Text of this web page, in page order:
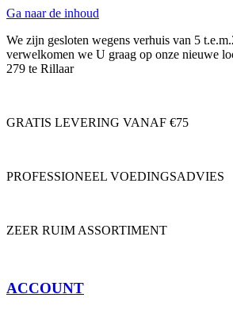
Ga naar de inhoud
We zijn gesloten wegens verhuis van 5
verwelkomen we U graag op onze nieuwe
279 te Rillaar
GRATIS LEVERING VANAF €75
PROFESSIONEEL VOEDINGSADVIES
ZEER RUIM ASSORTIMENT
ACCOUNT